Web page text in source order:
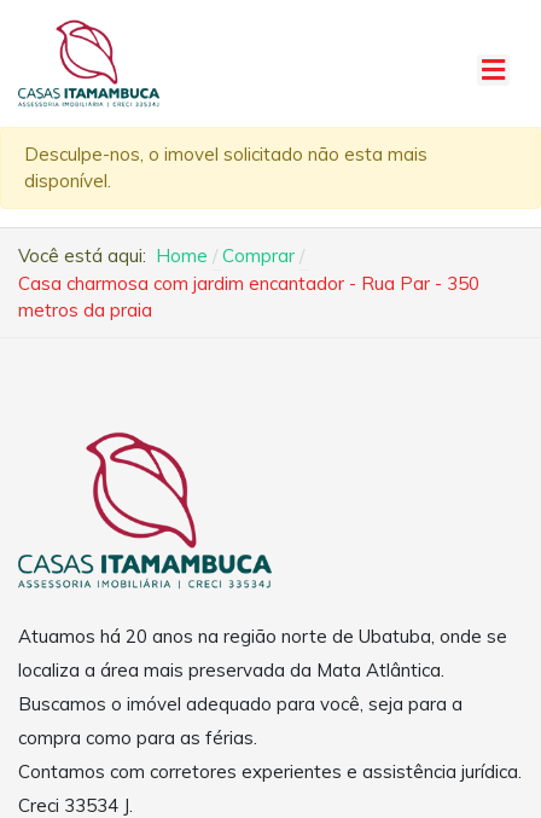
Desculpe-nos, o imovel solicitado não esta mais
disponível.
Você está aqui: Home
Comprar
Casa charmosa com jardim encantador - Rua Par - 350
metros da praia
Atuamos há 20 anos na região norte de Ubatuba, onde se
localiza a área mais preservada da Mata Atlântica.
Buscamos o imóvel adequado para você, seja para a
compra como para as férias.
Contamos com corretores experientes e assistência jurídica.
Creci 33534 J.